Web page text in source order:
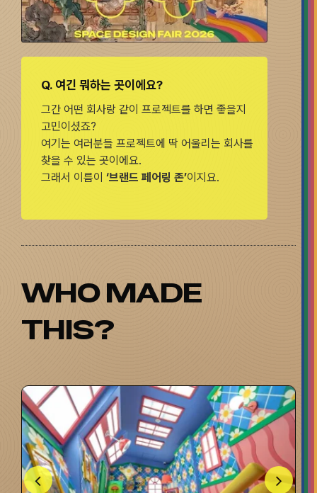
Q. 여긴 뭐하는 곳이에요?
그간 어떤 회사랑 같이 프로젝트를 하면 좋을지
고민이셨죠?
여기는 여러분들 프로젝트에 딱 어울리는 회사를
찾을 수 있는 곳이에요.
그래서 이름이‘브랜드 페어링 존’이지요.
WHO MADE
THIS?